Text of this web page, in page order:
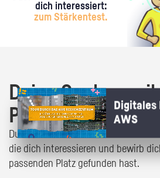
dich interessiert:
zum Stärkentest.
Deine Suche
Du bist fast da! Klick dich durch die
die dich interessieren und bewirb
passenden Platz gefunden hast.
Digitales
AWS